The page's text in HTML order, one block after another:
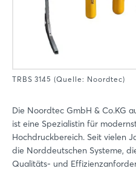
TRBS 3145 (Quelle: Noordtec)
Die Noordtec GmbH & Co.KG
ist eine Spezialistin für
Hochdruckbereich. Seit vielen
die Norddeutschen Systeme,
Qualitäts- und